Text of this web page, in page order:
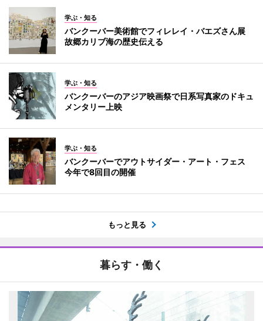
学ぶ・知る
バンクーバー美術館でフィレレイ・バエズさん展
故郷カリブ海の歴史伝える
学ぶ・知る
バンクーバーのアジア映画祭で日系写真家のドキュ
メンタリー上映
学ぶ・知る
バンクーバーでアウトサイダー・アート・フェス
今年で8回目の開催
もっと見る
暮らす・働く